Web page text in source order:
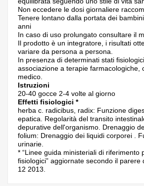
Non eccedere le dosi giornaliere
Tenere lontano dalla portata dei
anni
In caso di uso prolungato consultare il
Il prodotto è un integratore, i risultati
variare da persona a persona.
In presenza di determinati stati
associazione a terapie farmacologiche,
medico.
Istruzioni
20-40 gocce 2-4 volte al giorno
Effetti fisiologici *
herba c. radicibus, radix: Funzione
epatica. Regolarità del transito
depurative dell'organismo. Drenaggio
folium: Drenaggio dei liquidi corporei .
urinarie.
* “Linee guida ministeriali di riferimento
fisiologici” aggiornate secondo il parere
12 2013.